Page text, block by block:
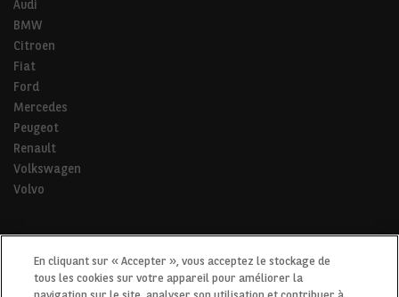
Audi
BMW
Citroen
Fiat
Ford
Mercedes
Peugeot
Renault
Volkswagen
Volvo
* Pour tous les trajets de la vie.
En cliquant sur « Accepter », vous acceptez le stockage de
tous les cookies sur votre appareil pour améliorer la